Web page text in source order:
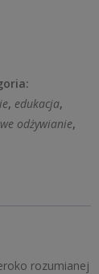
, edukacja,
odżywianie,
rozumianej